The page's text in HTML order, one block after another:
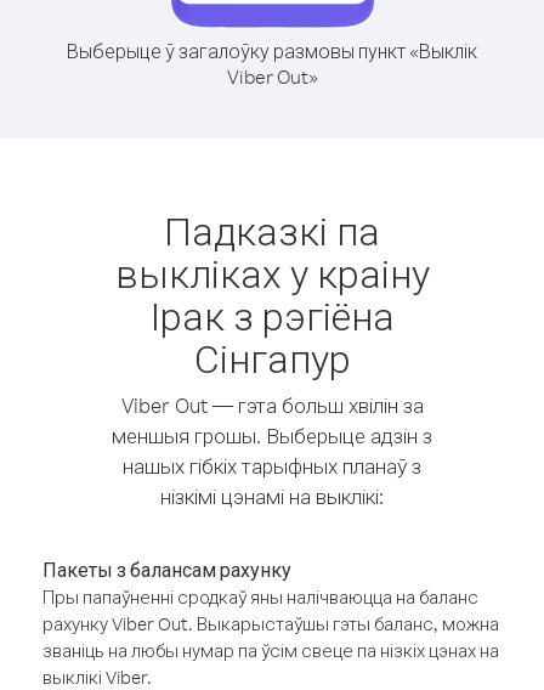
Выберыце ў загалоўку размовы пункт «Выклік
Viber Out»
Падказкі па
выкліках у краіну
Ірак з рэгіёна
Сінгапур
Viber Out — гэта больш хвілін за
меншыя грошы. Выберыце адзін з
нашых гібкіх тарыфных планаў з
нізкімі цэнамі на выклікі:
Пакеты з балансам рахунку
Пры папаўненні сродкаў яны налічваюцца на баланс
рахунку Viber Out. Выкарыстаўшы гэты баланс, можна
званіць на любы нумар па ўсім свеце па нізкіх цэнах на
выклікі Viber.